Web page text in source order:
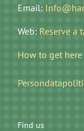
Email:
Web: Reserve a
How to get
Find us